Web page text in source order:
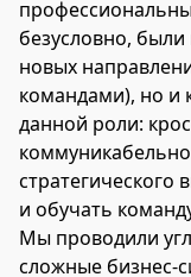
безусловно,
новых
командами), но и
данной роли:
стратегического
и обучать
Мы проводили
сложные бизнес-